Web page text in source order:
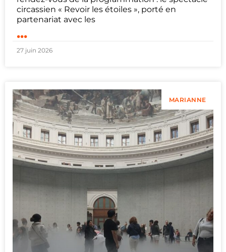
circassien « Revoir les étoiles », porté en
partenariat avec les
...
27 juin 2026
MARIANNE